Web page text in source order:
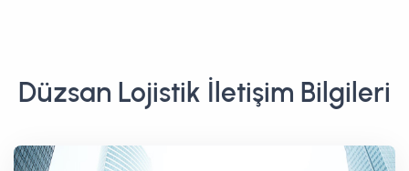
Düzsan Lojistik İletişim Bilgileri